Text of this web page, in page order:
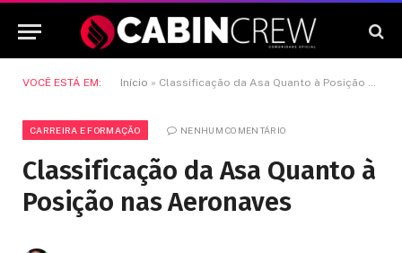
VOCÊ ESTÁ EM: Início » Classificação da Asa Quanto à Posição nas Aeronaves
CARREIRA E FORMAÇÃO NENHUM COMENTÁRIO
Classificação da Asa Quanto à
Posição nas Aeronaves